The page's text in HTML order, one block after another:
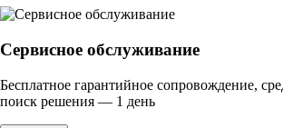
Сервисное обслуживание
Бесплатное гарантийное сопровождение,
поиск решения — 1 день